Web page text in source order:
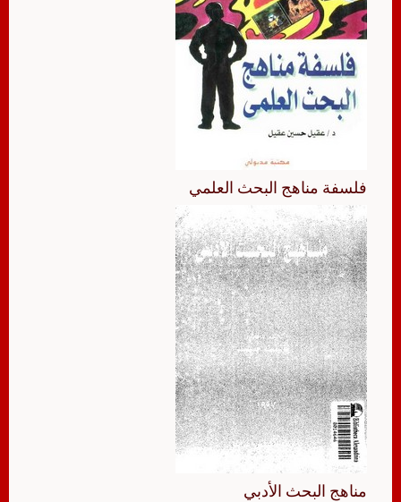
فلسفة مناهج البحث العلمي
مناهج البحث الأدبي